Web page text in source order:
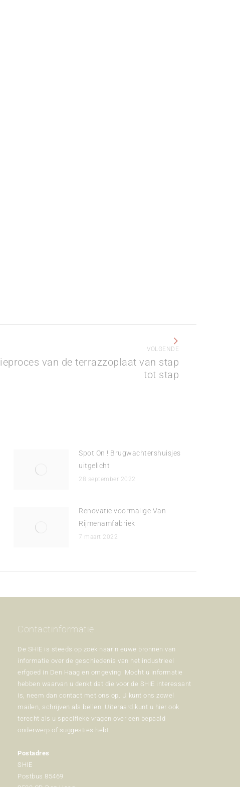
VOLGENDE
van de terrazzoplaat van stap
tot stap
Spot On ! Brugwachtershuisjes
uitgelicht
28 september 2022
Renovatie voormalige Van
Rijmenamfabriek
7 maart 2022
Contactinformatie
De SHIE is steeds op zoek naar nieuwe bronnen van
informatie over de geschiedenis van het industrieel
erfgoed in Den Haag en omgeving. Mocht u informatie
hebben waarvan u denkt dat die voor de SHIE interessant
is, neem dan contact met ons op. U kunt ons zowel
mailen, schrijven als bellen. Uiteraard kunt u hier ook
terecht als u specifieke vragen over een bepaald
onderwerp of suggesties hebt.
Postadres
SHIE
Postbus 85469